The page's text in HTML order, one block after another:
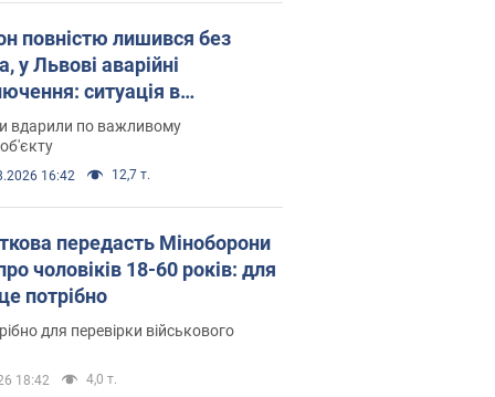
повністю лишився без
у Львові аварійні
ситуація в
6 серпня
вдарили по важливому
16:42 12,7 т.
передасть Міноборони
чоловіків 18-60 років: для
потрібно
для перевірки військового
18:42 4,0 т.